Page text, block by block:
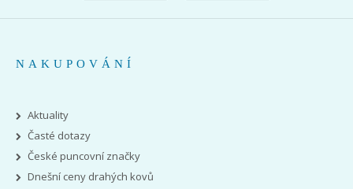
NAKUPOVÁNÍ
Aktuality
Časté dotazy
České puncovní značky
Dnešní ceny drahých kovů